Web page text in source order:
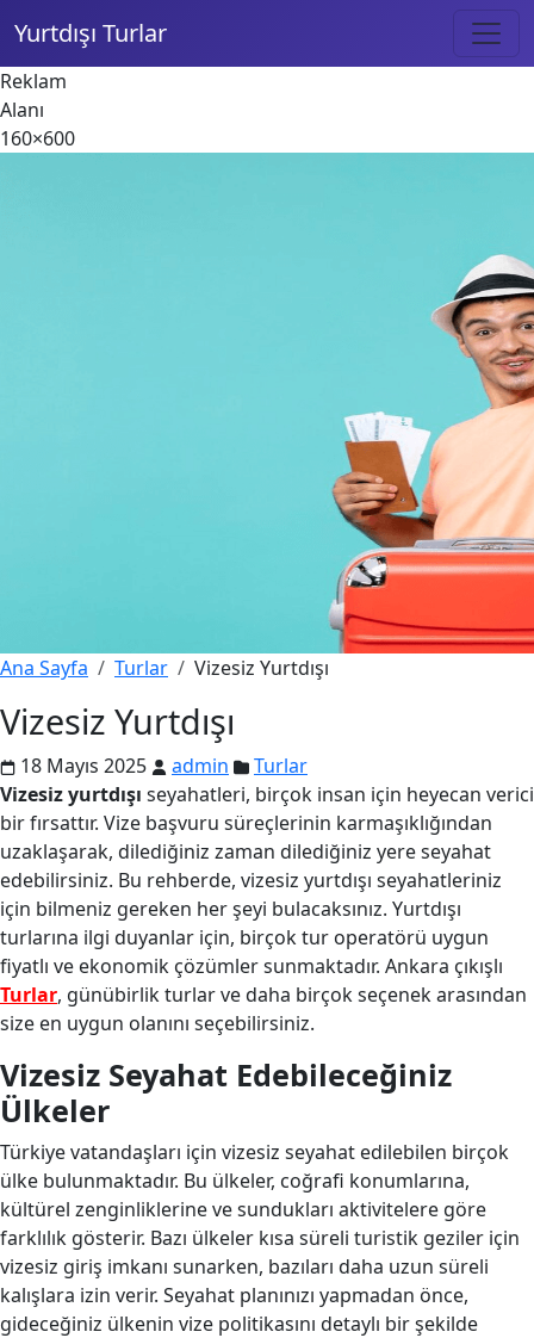
Yurtdışı Turlar
Reklam
Alanı
160×600
Ana Sayfa Turlar Vizesiz Yurtdışı
Vizesiz Yurtdışı
18 Mayıs 2025 admin
Turlar
Vizesiz yurtdışı seyahatleri, birçok insan için heyecan verici
bir fırsattır. Vize başvuru süreçlerinin karmaşıklığından
uzaklaşarak, dilediğiniz zaman dilediğiniz yere seyahat
edebilirsiniz. Bu rehberde, vizesiz yurtdışı seyahatleriniz
için bilmeniz gereken her şeyi bulacaksınız. Yurtdışı
turlarına ilgi duyanlar için, birçok tur operatörü uygun
fiyatlı ve ekonomik çözümler sunmaktadır. Ankara çıkışlı
Turlar, günübirlik turlar ve daha birçok seçenek arasından
size en uygun olanını seçebilirsiniz.
Vizesiz Seyahat Edebileceğiniz
Ülkeler
Türkiye vatandaşları için vizesiz seyahat edilebilen birçok
ülke bulunmaktadır. Bu ülkeler, coğrafi konumlarına,
kültürel zenginliklerine ve sundukları aktivitelere göre
farklılık gösterir. Bazı ülkeler kısa süreli turistik geziler için
vizesiz giriş imkanı sunarken, bazıları daha uzun süreli
kalışlara izin verir. Seyahat planınızı yapmadan önce,
gideceğiniz ülkenin vize politikasını detaylı bir şekilde